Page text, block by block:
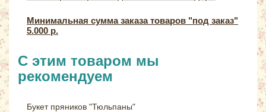
Минимальная сумма заказа товаров "под заказ"
5.000 р.
С этим товаром мы
рекомендуем
Букет пряников "Тюльпаны"